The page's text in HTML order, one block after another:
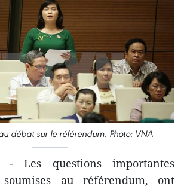
débat sur le référendum. Photo: VNA
- Les questions importantes
au référendum, ont